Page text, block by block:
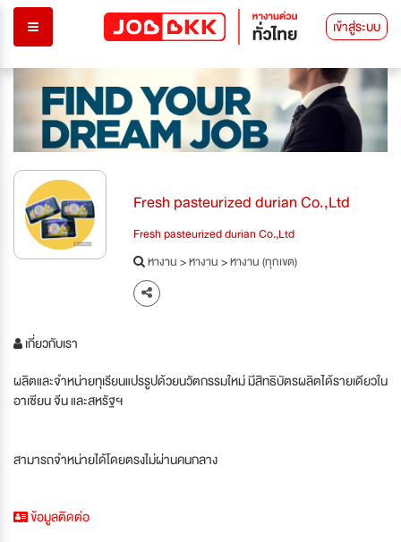
เข้าสู่ระบบ
Fresh pasteurized durian Co.,Ltd
Fresh pasteurized durian Co.,Ltd
หางาน>หางาน>หางาน (ทุกเขต)
เกี่ยวกับเรา
ผลิตและจำหน่ายทุเรียนแปรรูปด้วยนวัตกรรมใหม่ มีสิทธิบัตรผลิตได้รายเดียวใน
อาเซียน จีน และสหรัฐฯ
สามารถจำหน่ายได้โดยตรงไม่ผ่านคนกลาง
ข้อมูลติดต่อ